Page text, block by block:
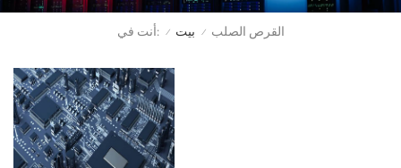
أنت في: / بيت / القرص الصلب